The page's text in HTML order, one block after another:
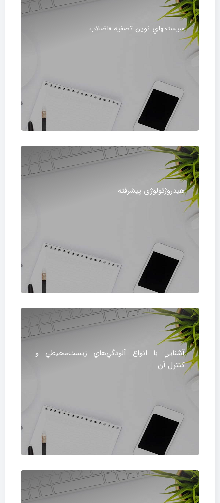
سيستم‎هاي نوين تصفيه فاضلاب
هیدروژئولوژی‌ پیشرفته
آشنايي با انواع آلودگي‌هاي زيست‌محيطي و
كنترل آن